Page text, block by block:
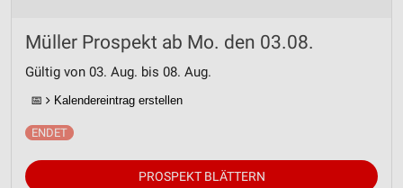
Müller Prospekt ab Mo. den 03.08.
Gültig von 03. Aug. bis 08. Aug.
📅 Kalendereintrag erstellen
PROSPEKT BLÄTTERN